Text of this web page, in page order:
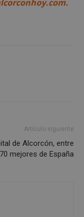
Artículo siguiente
de Alcorcón, entre
mejores de España
como el
de cuentas.
sin